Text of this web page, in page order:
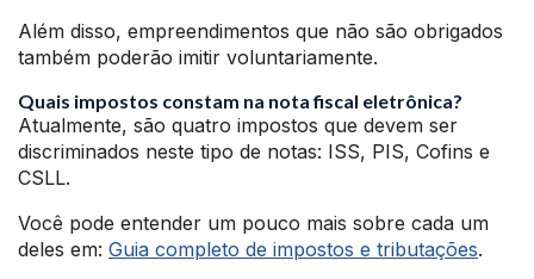
Além disso, empreendimentos que não são obrigados
também poderão imitir voluntariamente.
Quais impostos constam na nota fiscal eletrônica?
Atualmente, são quatro impostos que devem ser
discriminados neste tipo de notas: ISS, PIS, Cofins e
CSLL.
Você pode entender um pouco mais sobre cada um
deles em: Guia completo de impostos e tributações.